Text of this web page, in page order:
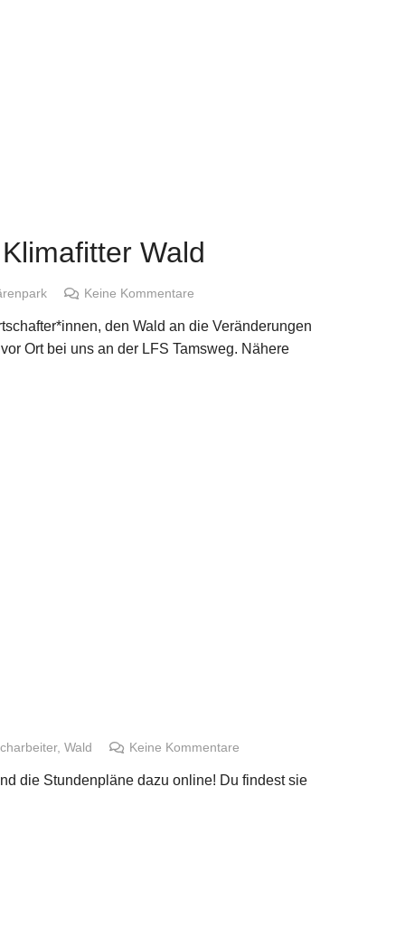
Wald
Keine Kommentare
den Wald an die Veränderungen
Ort bei uns an der LFS Tamsweg. Nähere
, Wald Keine Kommentare
die Stundenpläne dazu online! Du findest sie